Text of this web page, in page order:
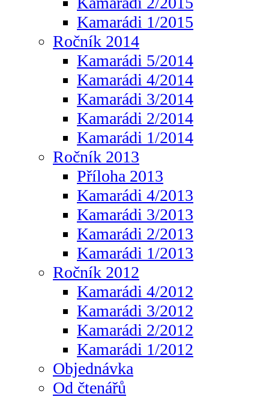
Kamarádi 1/2015
Ročník 2014
Kamarádi 5/2014
Kamarádi 4/2014
Kamarádi 3/2014
Kamarádi 2/2014
Kamarádi 1/2014
Ročník 2013
Příloha 2013
Kamarádi 4/2013
Kamarádi 3/2013
Kamarádi 2/2013
Kamarádi 1/2013
Ročník 2012
Kamarádi 4/2012
Kamarádi 3/2012
Kamarádi 2/2012
Kamarádi 1/2012
Objednávka
Od čtenářů